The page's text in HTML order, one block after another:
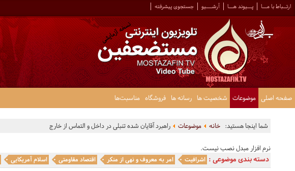
ارتــباط با مـــا پـــیوند هـــا آرشــــیو جستجوی پیشرفته
صفحه اصلی موضوعات شخصیت ها رسانه ها فروشگاه مناسبت‌ها
شما اینجا هستید: خانه موضوعات راهبرد آقایان شده تنبلی در داخل و التماس از خارج
نرم افزار مبدل نصب نیست.
دسته بندی موضوعی : اشرافیت امر به معروف و نهی از منکر اقتصاد مقاومتی اسلام آمریکایی